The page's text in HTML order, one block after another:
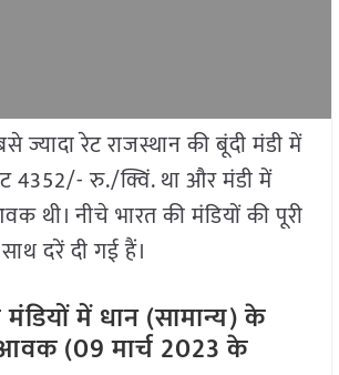
ज्यादा रेट राजस्थान की बूंदी मंडी में
4352/- रु./क्विं. था और मंडी में
थी। नीचे भारत की मंडियों की पूरी
दरें दी गई हैं।
में धान (सामान्य) के
(09 मार्च 2023 के